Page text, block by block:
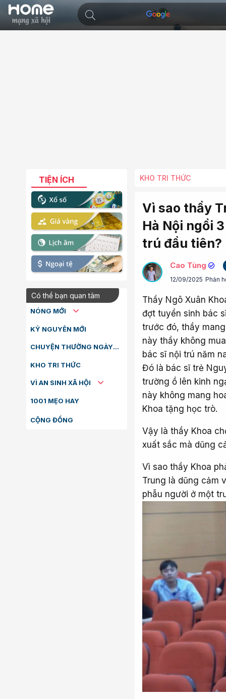
TIỆN ÍCH
Có thể bạn quan tâm
NÓNG MỚI
KỶ NGUYÊN MỚI
CHUYỆN THƯỜNG NGÀY
KHO TRI THỨC
VÌ AN SINH XÃ HỘI
1001 MẸO HAY
CỘNG ĐỒNG
KHO TRI THỨC
Vì sao thầy
Hà Nội ngồi
trú đầu tiên?
Cao Tùng
12/09/2025 Phản
Thầy Ngô Xuân
đợt tuyển sinh bác
trước đó, thầy
này thầy không
bác sĩ nội trú năm
Đó là bác sĩ trẻ
trường ồ lên kinh
này không mang
Khoa tặng học trò.
Vậy là thầy Khoa
xuất sắc mà dũng
Vì sao thầy Khoa
Trung là dũng cảm
phẫu người ở một